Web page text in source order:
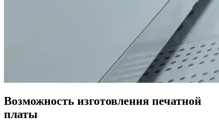
Возможность изготовления печатной
платы